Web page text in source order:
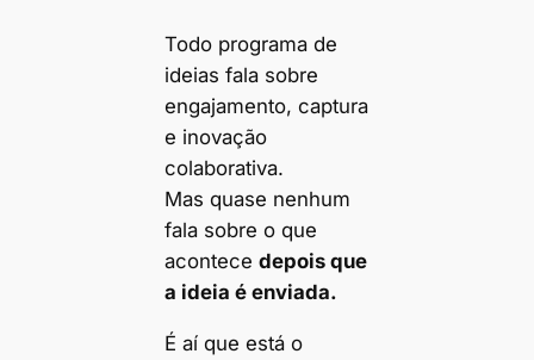
Todo programa de
ideias fala sobre
engajamento, captura
e inovação
colaborativa.
Mas quase nenhum
fala sobre o que
acontece depois que
a ideia é enviada.
É aí que está o